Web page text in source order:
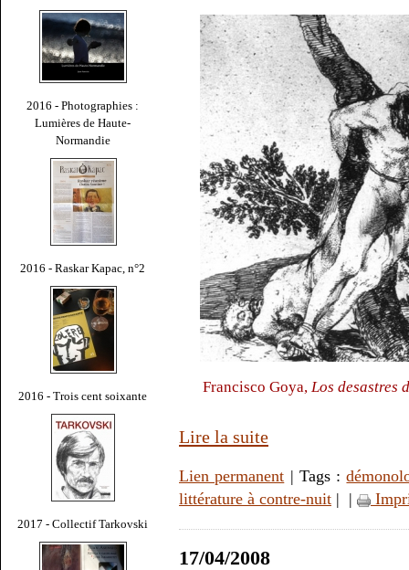
2016 - Photographies :
Lumières de Haute-
Normandie
2016 - Raskar Kapac, n°2
2016 - Trois cent soixante
2017 - Collectif Tarkovski
Francisco Goya, Los desastres
Lire la suite
Lien permanent | Tags :
littérature à contre-nuit | |
17/04/2008